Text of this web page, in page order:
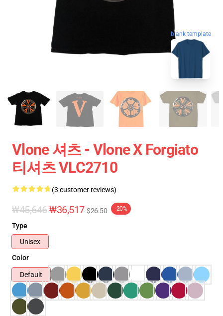
blank template
Vlone 셔츠 - Vlone X Forgiato
티셔츠 VLC2710
(3 customer reviews)
₩45,646₩36,517 $26.50 -20%
Type
Unisex
Color
Default